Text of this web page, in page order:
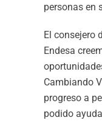
personas en
El consejero
Endesa
Cambiando
progreso a
podido